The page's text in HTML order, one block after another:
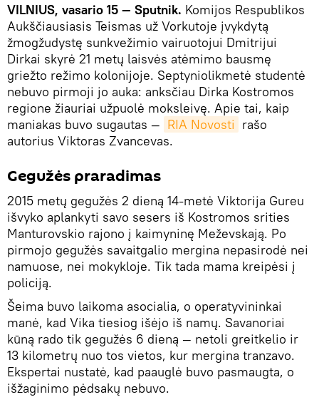
VILNIUS, vasario 15 — Sputnik. Komijos Respublikos
Aukščiausiasis Teismas už Vorkutoje įvykdytą
žmogžudystę sunkvežimio vairuotojui Dmitrijui
Dirkai skyrė 21 metų laisvės atėmimo bausmę
griežto režimo kolonijoje. Septyniolikmetė studentė
nebuvo pirmoji jo auka: anksčiau Dirka Kostromos
regione žiauriai užpuolė moksleivę. Apie tai, kaip
maniakas buvo sugautas — RIA Novosti rašo
autorius Viktoras Zvancevas.
Gegužės praradimas
2015 metų gegužės 2 dieną 14-metė Viktorija Gureu
išvyko aplankyti savo sesers iš Kostromos srities
Manturovskio rajono į kaimyninę Meževskają. Po
pirmojo gegužės savaitgalio mergina nepasirodė nei
namuose, nei mokykloje. Tik tada mama kreipėsi į
policiją.
Šeima buvo laikoma asocialia, o operatyvininkai
manė, kad Vika tiesiog išėjo iš namų. Savanoriai
kūną rado tik gegužės 6 dieną — netoli greitkelio ir
13 kilometrų nuo tos vietos, kur mergina tranzavo.
Ekspertai nustatė, kad paauglė buvo pasmaugta, o
išžaginimo pėdsakų nebuvo.